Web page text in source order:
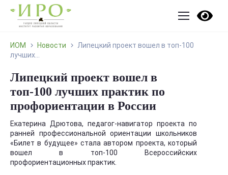
ИОМ Новости
Липецкий проект вошел в топ-100
лучших...
Липецкий проект вошел в
топ-100 лучших практик по
профориентации в России
Екатерина Дрютова, педагог-навигатор проекта по
ранней профессиональной ориентации школьников
«Билет в будущее» стала автором проекта, который
вошел в топ-100 Всероссийских
профориентационных практик.